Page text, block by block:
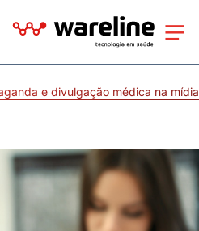
e divulgação médica na mídia